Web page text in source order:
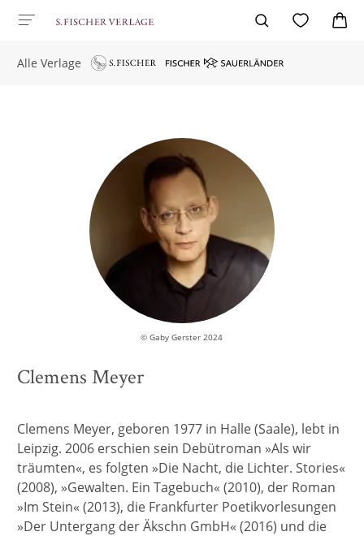
Alle Verlage
© Gaby Gerster 2024
Clemens Meyer
Clemens Meyer, geboren 1977 in Halle (Saale), lebt in
Leipzig. 2006 erschien sein Debütroman »Als wir
träumten«, es folgten »Die Nacht, die Lichter. Stories«
(2008), »Gewalten. Ein Tagebuch« (2010), der Roman
»Im Stein« (2013), die Frankfurter Poetikvorlesungen
»Der Untergang der Äkschn GmbH« (2016) und die